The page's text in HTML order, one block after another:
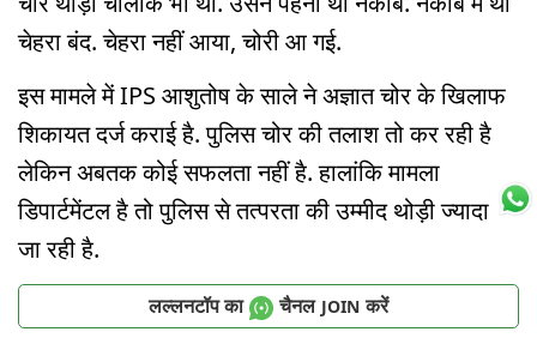
चेहरा बंद. चेहरा नहीं आया, चोरी आ गई.
इस मामले में IPS आशुतोष के साले ने अज्ञात चोर के खिलाफ
शिकायत दर्ज कराई है. पुलिस चोर की तलाश तो कर रही है
लेकिन अबतक कोई सफलता नहीं है. हालांकि मामला
डिपार्टमेंटल है तो पुलिस से तत्परता की उम्मीद थोड़ी ज्यादा की
जा रही है.
लल्लनटॉप का चैनल JOIN करें